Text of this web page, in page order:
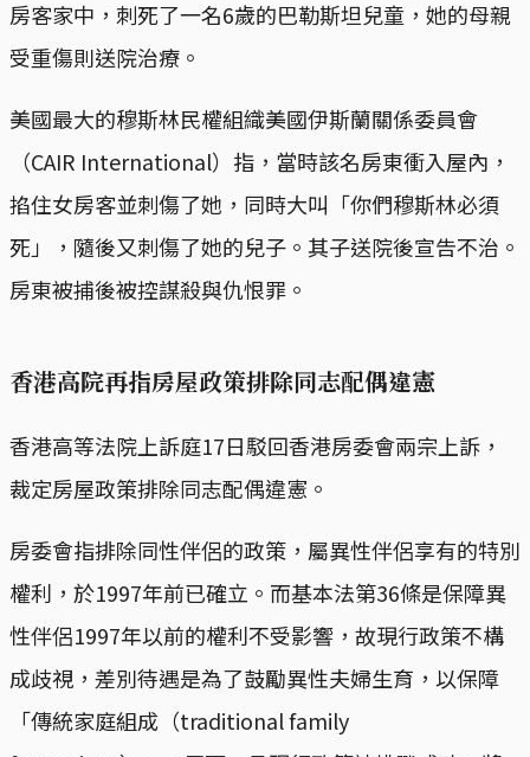
房客家中，刺死了一名6歲的巴勒斯坦兒童，她的母親
受重傷則送院治療。
美國最大的穆斯林民權組織美國伊斯蘭關係委員會
（CAIR International）指，當時該名房東衝入屋內，
掐住女房客並刺傷了她，同時大叫「你們穆斯林必須
死」，隨後又刺傷了她的兒子。其子送院後宣告不治。
房東被捕後被控謀殺與仇恨罪。
香港高院再指房屋政策排除同志配偶違憲
香港高等法院上訴庭17日駁回香港房委會兩宗上訴，
裁定房屋政策排除同志配偶違憲。
房委會指排除同性伴侶的政策，屬異性伴侶享有的特別
權利，於1997年前已確立。而基本法第36條是保障異
性伴侶1997年以前的權利不受影響，故現行政策不構
成歧視，差別待遇是為了鼓勵異性夫婦生育，以保障
「傳統家庭組成（traditional family